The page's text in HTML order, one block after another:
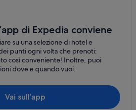
di Expedia conviene
su una selezione di hotel e
punti ogni volta che prenoti:
così conveniente! Inoltre, puoi
dove e quando vuoi.
Vai sull’app